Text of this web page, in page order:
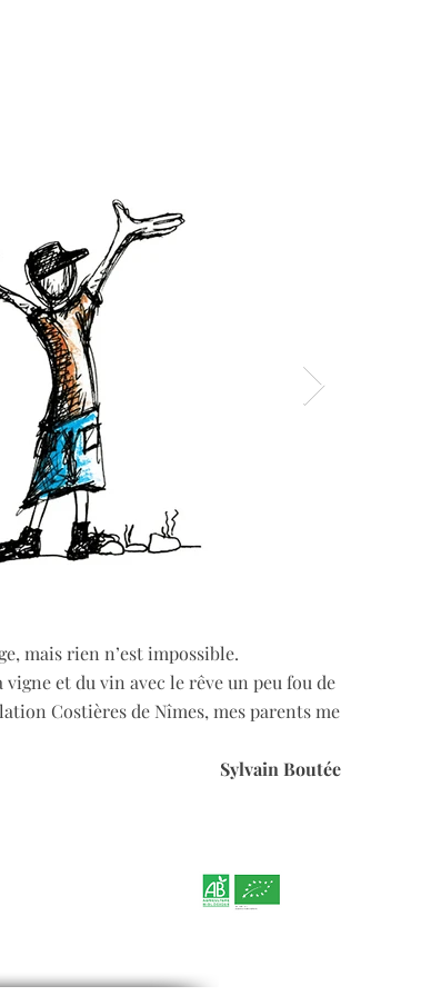
mais rien n’est impossible.
et du vin avec le rêve un peu fou de
Costières de Nîmes, mes parents me
Sylvain Boutée